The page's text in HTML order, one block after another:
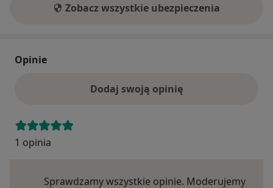
Zobacz wszystkie ubezpieczenia
Opinie
Dodaj swoją opinię
1 opinia
Sprawdzamy wszystkie opinie. Moderujemy